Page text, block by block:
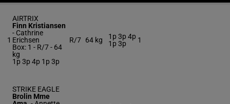
1
AIRTRIX
Finn Kristiansen
- Cathrine
Erichsen
Box: 1 - R/7 - 64
kg
1p 3p 4p 1p 3p
R/7 64 kg
1p 3p 4p
1p 3p
1
STRIKE EAGLE
Brolin Mme